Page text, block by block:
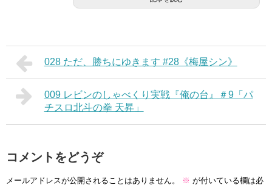
028 ただ、勝ちにゆきます #28《梅屋シン》
009 レビンのしゃべくり実戦『俺の台』＃9「パ
チスロ北斗の拳 天昇」
コメントをどうぞ
メールアドレスが公開されることはありません。 ※ が付いている欄は必